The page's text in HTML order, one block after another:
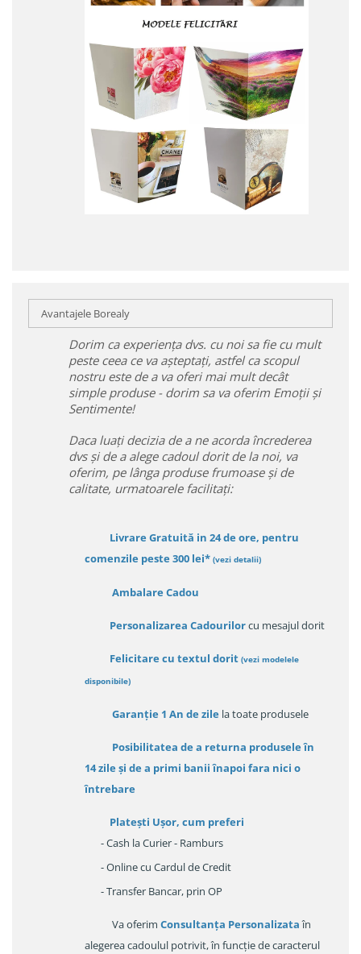
Avantajele Borealy
Dorim ca experiența dvs. cu noi sa fie cu mult
peste ceea ce va așteptați, astfel ca scopul
nostru este de a va oferi mai mult decât
simple produse - dorim sa va oferim Emoții și
Sentimente!
Daca luați decizia de a ne acorda încrederea
dvs și de a alege cadoul dorit de la noi, va
oferim, pe lânga produse frumoase și de
calitate, urmatoarele facilitați:
Livrare Gratuită in 24 de ore, pentru
comenzile peste 300 lei* (vezi detalii)
Ambalare Cadou
Personalizarea Cadourilorcu mesajul dorit
Felicitare cu textul dorit (vezi modelele
disponibile)
Garanție 1 An de zile la toate produsele
Posibilitatea de a returna produsele în
14 zileși de a primi banii înapoi fara nici o
întrebare
Platești Ușor, cum preferi
- Cash la Curier - Ramburs
- Online cu Cardul de Credit
- Transfer Bancar, prin OP
Va oferim Consultanța Personalizataîn
alegerea cadoulul potrivit, în funcție de caracterul